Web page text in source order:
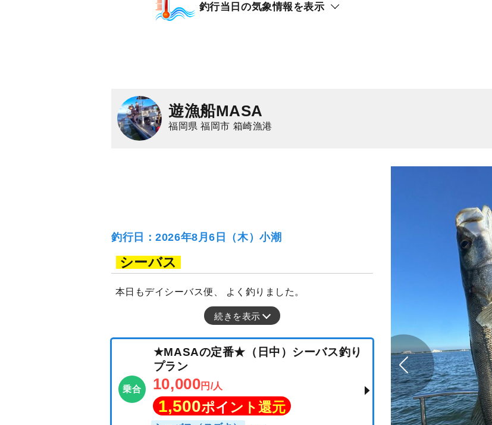
釣行当日の気象情報を表示
遊漁船MASA
福岡県 福岡市 箱崎漁港
釣行日：2026年8月6日（木）小潮
シーバス
本日もデイシーバス便、 よく釣りました。
続きを表示